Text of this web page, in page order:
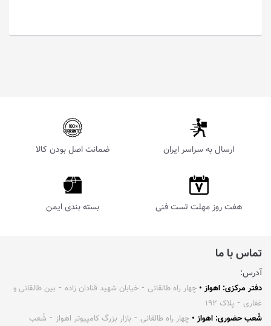
ارسال به سراسر ایران ضمانت اصل بودن کالا
هفت روز مهلت تست فنی بسته بندی ایمن
تماس با ما
آدرس:
دفتر مرکزی: اهواز • چهار راه طالقانی ⁃ خیابان شهید قنادان زاده ⁃ بین طالقانی و
غفاری ⁃ پلاک ۱۹۲
شُعب حضوری: اهواز • چهار راه طالقانی ⁃ بازار بزرگ کامپیوتر اهواز ⁃ شُعب